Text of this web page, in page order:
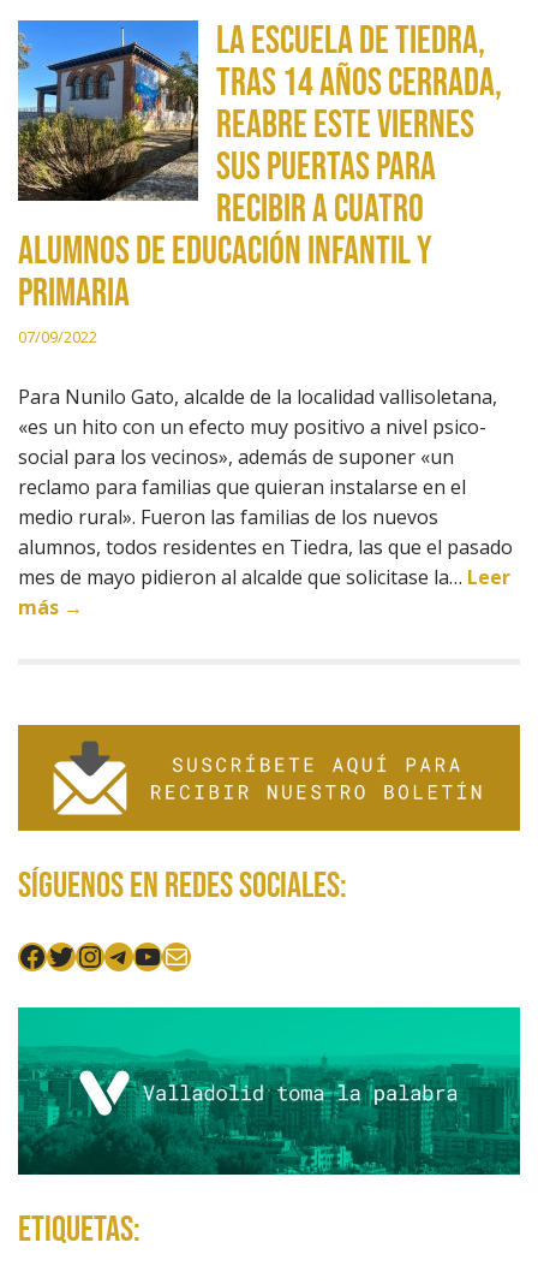
La escuela de Tiedra,
tras 14 años cerrada,
reabre este viernes
sus puertas para
recibir a cuatro
alumnos de Educación Infantil y
Primaria
07/09/2022
Para Nunilo Gato, alcalde de la localidad vallisoletana,
«es un hito con un efecto muy positivo a nivel psico-
social para los vecinos», además de suponer «un
reclamo para familias que quieran instalarse en el
medio rural». Fueron las familias de los nuevos
alumnos, todos residentes en Tiedra, las que el pasado
mes de mayo pidieron al alcalde que solicitase la… Leer
más →
Síguenos en redes sociales:
Facebook
Twitter
Instagram
Telegram
YouTube
Mail
Etiquetas: